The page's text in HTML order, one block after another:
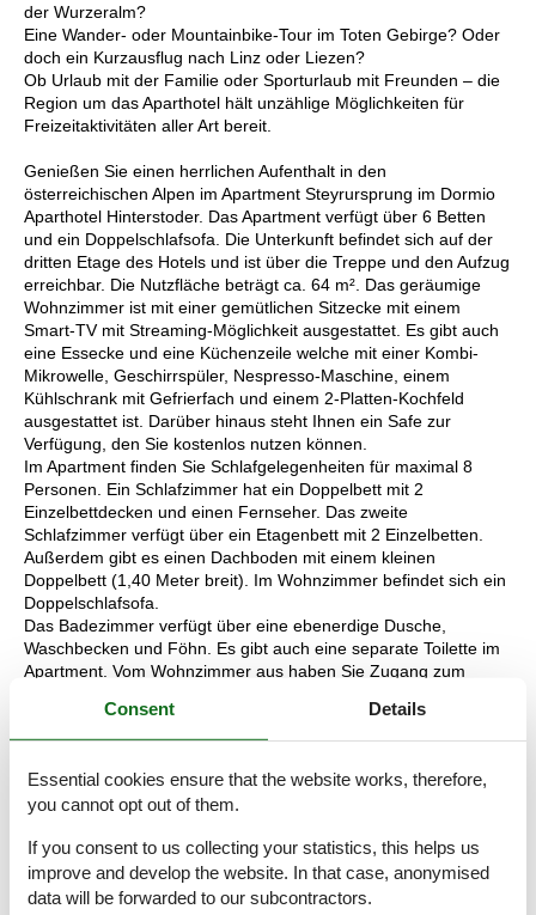
der Wurzeralm?
Eine Wander- oder Mountainbike-Tour im Toten Gebirge? Oder
doch ein Kurzausflug nach Linz oder Liezen?
Ob Urlaub mit der Familie oder Sporturlaub mit Freunden – die
Region um das Aparthotel hält unzählige Möglichkeiten für
Freizeitaktivitäten aller Art bereit.
Genießen Sie einen herrlichen Aufenthalt in den
österreichischen Alpen im Apartment Steyrursprung im Dormio
Aparthotel Hinterstoder. Das Apartment verfügt über 6 Betten
und ein Doppelschlafsofa. Die Unterkunft befindet sich auf der
dritten Etage des Hotels und ist über die Treppe und den Aufzug
erreichbar. Die Nutzfläche beträgt ca. 64 m². Das geräumige
Wohnzimmer ist mit einer gemütlichen Sitzecke mit einem
Smart-TV mit Streaming-Möglichkeit ausgestattet. Es gibt auch
eine Essecke und eine Küchenzeile welche mit einer Kombi-
Mikrowelle, Geschirrspüler, Nespresso-Maschine, einem
Kühlschrank mit Gefrierfach und einem 2-Platten-Kochfeld
ausgestattet ist. Darüber hinaus steht Ihnen ein Safe zur
Verfügung, den Sie kostenlos nutzen können.
Im Apartment finden Sie Schlafgelegenheiten für maximal 8
Personen. Ein Schlafzimmer hat ein Doppelbett mit 2
Einzelbettdecken und einen Fernseher. Das zweite
Schlafzimmer verfügt über ein Etagenbett mit 2 Einzelbetten.
Außerdem gibt es einen Dachboden mit einem kleinen
Doppelbett (1,40 Meter breit). Im Wohnzimmer befindet sich ein
Doppelschlafsofa.
Das Badezimmer verfügt über eine ebenerdige Dusche,
Waschbecken und Föhn. Es gibt auch eine separate Toilette im
Apartment. Vom Wohnzimmer aus haben Sie Zugang zum
den fantastischen Blick auf die Berge.
Während Ihres Aufenthalts können Sie Ihr Auto auf dem
nutzen. Darüber hinaus haben Sie als Gast unseres Hotels
kostenlosen Zugang zum Wellnessbereich mit drei Saunen,
Entspannung!
Die Aufteilung der Unterkunft kann variieren. Die Grundrisse und
Bilder vermitteln einen guten Eindruck, dienen aber nur zur
Consent Details
Essential cookies ensure that the website works, therefore,
you cannot opt out of them.
If you consent to us collecting your statistics, this helps us
improve and develop the website. In that case, anonymised
data will be forwarded to our subcontractors.